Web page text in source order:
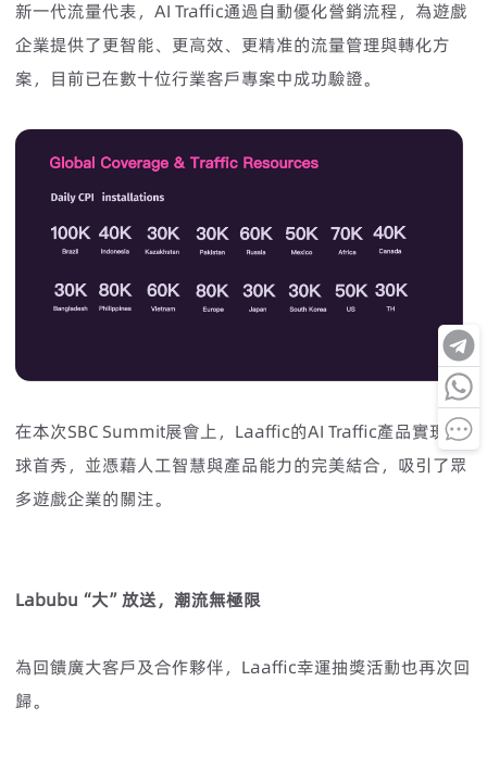
新一代流量代表，AI Traffic通過自動優化營銷流程，為遊戲
企業提供了更智能、更高效、更精准的流量管理與轉化方
案，目前已在數十位行業客戶專案中成功驗證。
在本次SBC Summit展會上，Laaffic的AI Traffic產品實現全
球首秀，並憑藉人工智慧與產品能力的完美結合，吸引了眾
多遊戲企業的關注。
Labubu“大”放送，潮流無極限
為回饋廣大客戶及合作夥伴，Laaffic幸運抽獎活動也再次回
歸。